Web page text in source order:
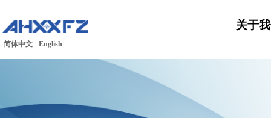
关于
简体中文 English